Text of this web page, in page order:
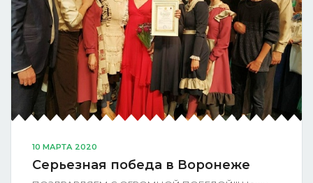
10 МАРТА 2020
Серьезная победа в Воронеже